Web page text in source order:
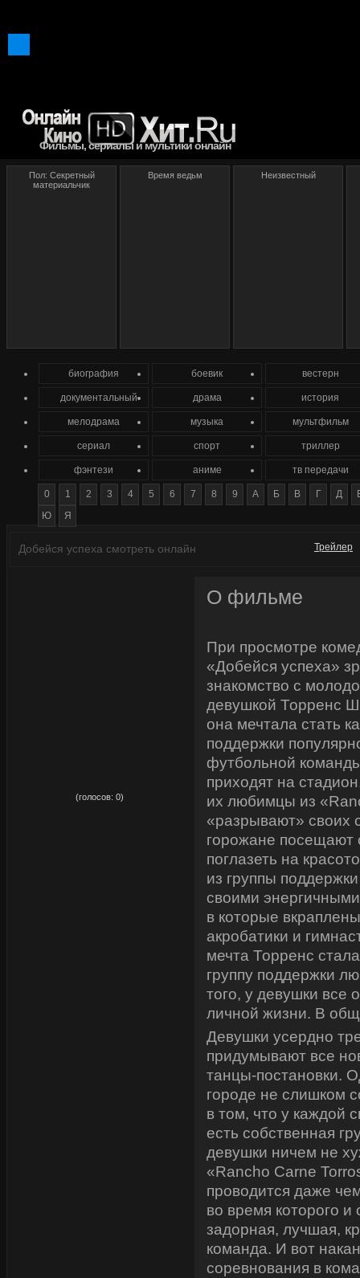
Фильмы, сериалы и мультики онлайн
Добейся успеха смотреть онлайн
О фильме
При просмотре
«Добейся успеха»
знакомство с
девушкой Торренс
она мечтала стать
поддержки
футбольной
приходят на
их любимцы из
«разрывают» своих
горожане посещают
поглазеть на
из группы
своими
в которые
акробатики и
мечта Торренс
группу поддержки
того, у девушки все
личной жизни. В
Девушки усердно
придумывают все
танцы-постановки.
городе не слишком
в том, что у каждой
есть собственная
девушки ничем не
«Rancho Carne
проводится даже
во время которого и
задорная, лучшая,
команда. И вот
соревнования в
(голосов: 0)
Трейлер
биография боевик вестерн
документальный драма история
мелодрама музыка мультфильм
сериал спорт триллер
фэнтези аниме тв передачи
0 1 2 3 4 5 6 7 8 9 А Б В Г Д
Ю
Я
Пол: Секретный
материальчик
Время ведьм Неизвестный